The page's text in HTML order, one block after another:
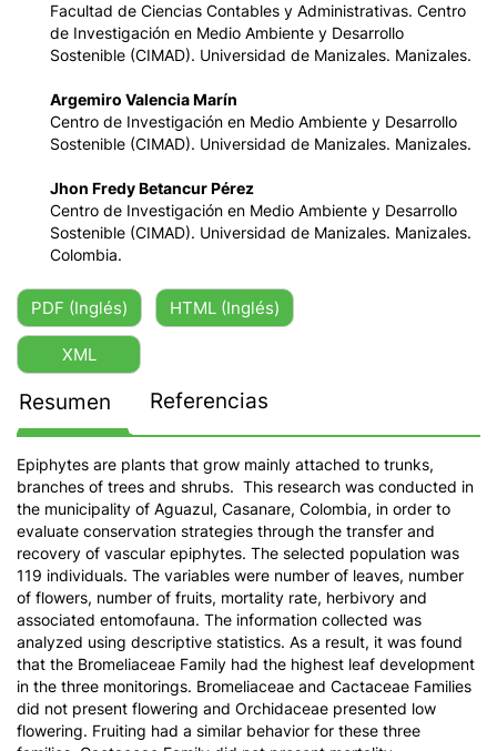
Facultad de Ciencias Contables y Administrativas. Centro
de Investigación en Medio Ambiente y Desarrollo
Sostenible (CIMAD). Universidad de Manizales. Manizales.
Argemiro Valencia Marín
Centro de Investigación en Medio Ambiente y Desarrollo
Sostenible (CIMAD). Universidad de Manizales. Manizales.
Jhon Fredy Betancur Pérez
Centro de Investigación en Medio Ambiente y Desarrollo
Sostenible (CIMAD). Universidad de Manizales. Manizales.
Colombia.
PDF (Inglés) HTML (Inglés)
XML
Resumen Referencias
Epiphytes are plants that grow mainly attached to trunks,
branches of trees and shrubs. This research was conducted in
the municipality of Aguazul, Casanare, Colombia, in order to
evaluate conservation strategies through the transfer and
recovery of vascular epiphytes. The selected population was
119 individuals. The variables were number of leaves, number
of flowers, number of fruits, mortality rate, herbivory and
associated entomofauna. The information collected was
analyzed using descriptive statistics. As a result, it was found
that the Bromeliaceae Family had the highest leaf development
in the three monitorings. Bromeliaceae and Cactaceae Families
did not present flowering and Orchidaceae presented low
flowering. Fruiting had a similar behavior for these three